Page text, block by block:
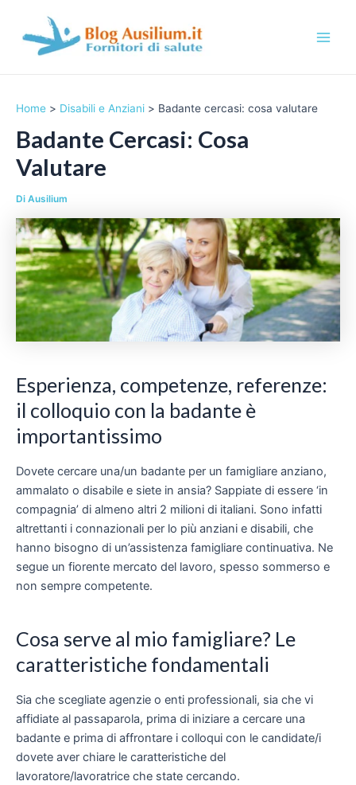
contenuto
i
n
u
Home Disabili e Anziani Badante cercasi: cosa valutare
Badante Cercasi: Cosa
Valutare
Di Ausilium
Esperienza, competenze, referenze:
il colloquio con la badante è
importantissimo
Dovete cercare una/un badante per un famigliare anziano,
ammalato o disabile e siete in ansia? Sappiate di essere ‘in
compagnia’ di almeno altri 2 milioni di italiani. Sono infatti
altrettanti i connazionali per lo più anziani e disabili, che
hanno bisogno di un’assistenza famigliare continuativa. Ne
segue un fiorente mercato del lavoro, spesso sommerso e
non sempre competente.
Cosa serve al mio famigliare? Le
caratteristiche fondamentali
Sia che scegliate agenzie o enti professionali, sia che vi
affidiate al passaparola, prima di iniziare a cercare una
badante e prima di affrontare i colloqui con le candidate/i
dovete aver chiare le caratteristiche del
lavoratore/lavoratrice che state cercando.